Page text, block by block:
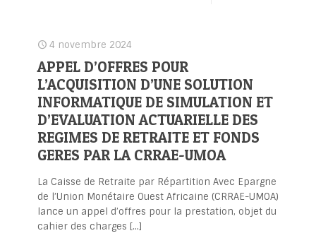
4 novembre 2024
APPEL D’OFFRES POUR
L’ACQUISITION D’UNE SOLUTION
INFORMATIQUE DE SIMULATION ET
D’EVALUATION ACTUARIELLE DES
REGIMES DE RETRAITE ET FONDS
GERES PAR LA CRRAE-UMOA
La Caisse de Retraite par Répartition Avec Epargne
de l’Union Monétaire Ouest Africaine (CRRAE-UMOA)
lance un appel d’offres pour la prestation, objet du
cahier des charges […]